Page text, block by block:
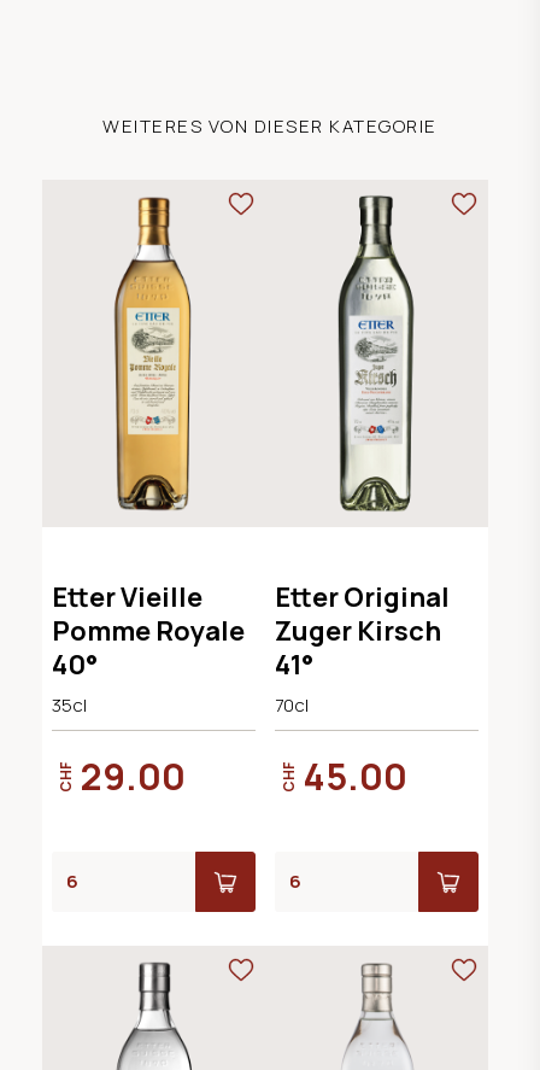
WEITERES VON DIESER KATEGORIE
Etter Vieille
Pomme Royale
40°
35cl
CHF 29.00
Etter Original
Zuger Kirsch
41°
70cl
CHF 45.00